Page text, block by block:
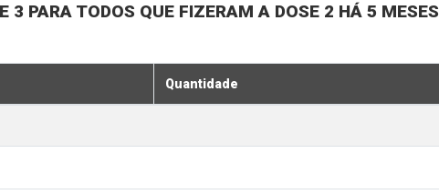
3 PARA TODOS QUE FIZERAM A DOSE 2 HÁ 5 MESES
Quantidade